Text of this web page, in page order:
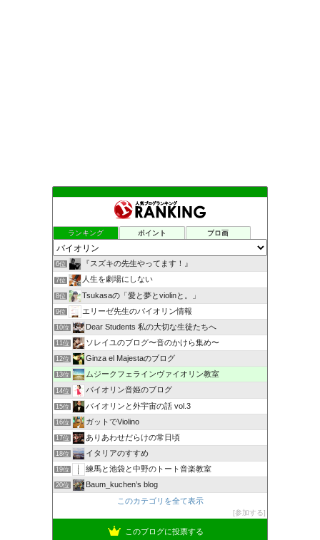
ランキング ポイント ブロ画
6位 『スズキの先生やってます！』
7位 人生を劇場にしない
8位 Tsukasaの「愛と夢とviolinと。」
9位 エリーゼ先生のバイオリン情報
10位 Dear Students 私の大切な生徒たちへ
11位 ソレイユのブログ〜音のかけら集め〜
12位 Ginza el Majestaのブログ
13位 ムジークフェラインヴァイオリン教室
14位 バイオリン音姫のブログ
15位 バイオリンと外宇宙の話 vol.3
16位 ガットでViolino
17位 ありあわせだらけの常日頃
18位 イタリアのすすめ
19位 練馬と池袋と中野のトート音楽教室
20位
Baum_kuchen’s blog
このカテゴリを全て表示
参加する
このブログに投票する